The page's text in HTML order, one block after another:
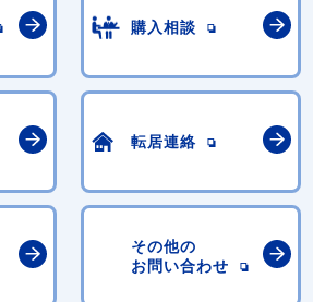
購入相談
転居連絡
その他の
お問い合わせ